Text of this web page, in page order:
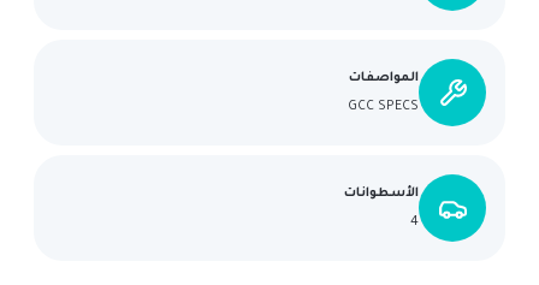
المواصفات
GCC SPECS
الأسطوانات
4